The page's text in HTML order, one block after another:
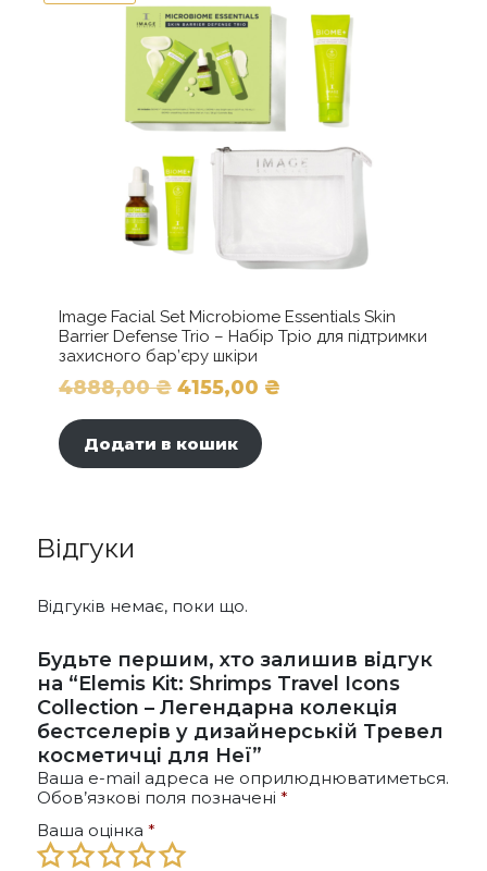
Image Facial Set Microbiome Essentials Skin
Barrier Defense Trio – Набір Тріо для підтримки
захисного бар’єру шкіри
4888,00₴ Оригінальна
ціна:
4888,00 ₴.
4155,00 ₴
Додати в кошик
Відгуки
Відгуків немає, поки що.
Будьте першим, хто залишив відгук
на “Elemis Kit: Shrimps Travel Icons
Collection – Легендарна колекція
бестселерів у дизайнерській Тревел
косметичці для Неї”
Ваша e-mail адреса не оприлюднюватиметься.
Обов’язкові поля позначені *
Ваша оцінка *